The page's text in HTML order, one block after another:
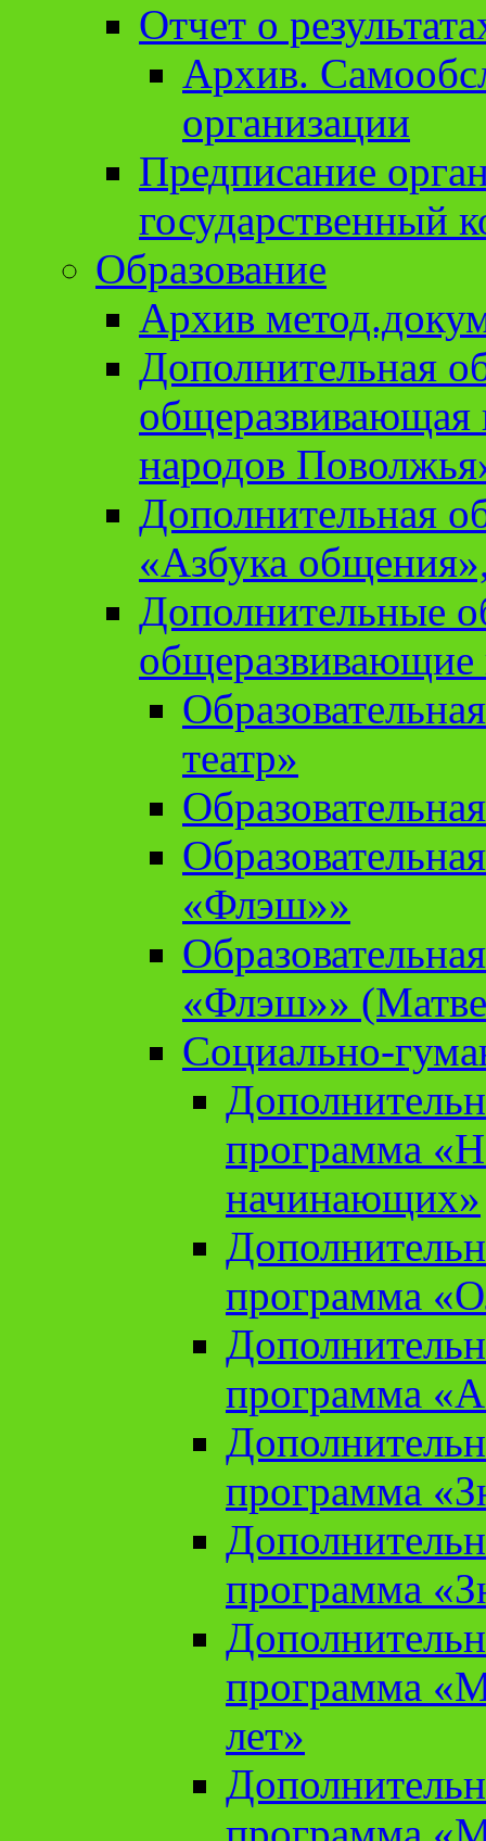
Отчет о
Архив.
организации
Предписание
государственный
Образование
Архив
Дополнительная
народов
Дополнительная
«Азбука
Дополнительные
театр»
«Флэш»»
«Флэш»»
Социально-
программа
начинающих»
программа
программа
программа
программа
программа
лет»